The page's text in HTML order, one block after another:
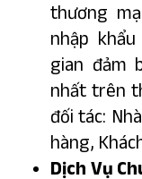
thương
nhập
gian đảm
nhất trên
đối tác:
hàng,
Dịch Vụ